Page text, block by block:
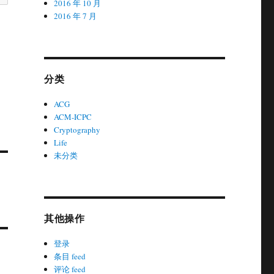
2016 年 10 月
2016 年 7 月
分类
ACG
ACM-ICPC
Cryptography
Life
未分类
其他操作
登录
条目 feed
评论 feed